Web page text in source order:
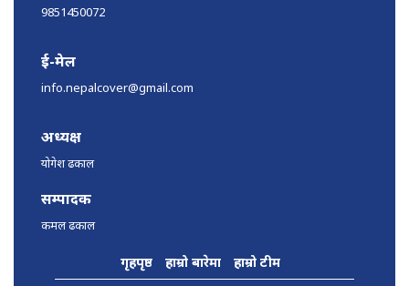
9851450072
ई-मेल
info.nepalcover@gmail.com
अध्यक्ष
योगेश ढकाल
सम्पादक
कमल ढकाल
गृहपृष्ठ हाम्रो बारेमा हाम्रो टीम